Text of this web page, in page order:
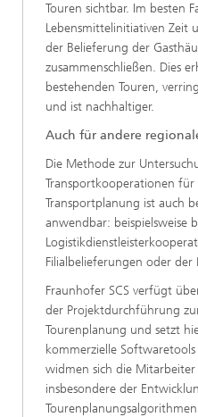
Touren sichtbar. Im besten
Lebensmittelinitiativen Zeit
der Belieferung der
zusammenschließen. Dies
bestehenden Touren,
und ist nachhaltiger.
Auch für andere
Die Methode zur
Transportkooperationen
Transportplanung ist auch
anwendbar: beispielsweise
Filialbelieferungen oder der
Fraunhofer SCS verfügt
der Projektdurchführung
Tourenplanung und setzt
kommerzielle
widmen sich die
insbesondere der